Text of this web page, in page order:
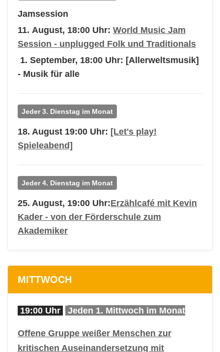
Jamsession
11. August, 18:00 Uhr: World Music Jam
Session - unplugged Folk und Traditionals
1. September, 18:00 Uhr: [Allerweltsmusik]
- Musik für alle
Jeder 3. Dienstag im Monat
18. August 19:00 Uhr: [Let's play!
Spieleabend]
Jeder 4. Dienstag im Monat
25. August, 19:00 Uhr:Erzählcafé mit Kevin
Kader - von der Förderschule zum
Akademiker
MITTWOCH
19:00 Uhr Jeden 1. Mittwoch im Monat
Offene Gruppe weißer Menschen zur
kritischen Auseinandersetzung mit